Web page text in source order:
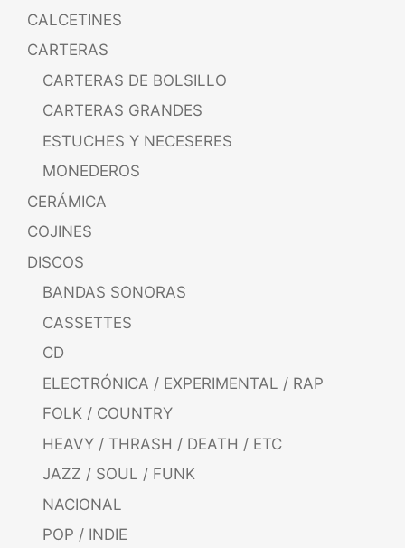
CALCETINES
CARTERAS
CARTERAS DE BOLSILLO
CARTERAS GRANDES
ESTUCHES Y NECESERES
MONEDEROS
CERÁMICA
COJINES
DISCOS
BANDAS SONORAS
CASSETTES
CD
ELECTRÓNICA / EXPERIMENTAL / RAP
FOLK / COUNTRY
HEAVY / THRASH / DEATH / ETC
JAZZ / SOUL / FUNK
NACIONAL
POP / INDIE